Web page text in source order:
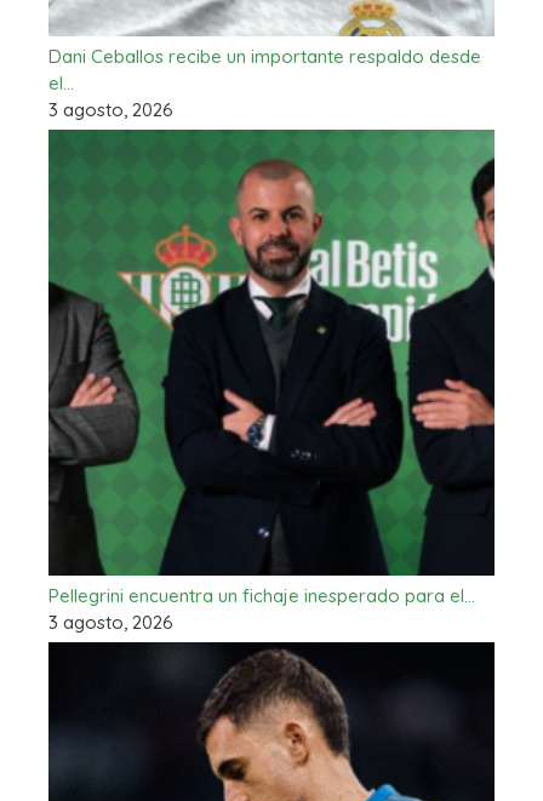
Dani Ceballos recibe un importante respaldo desde
el…
3 agosto, 2026
Pellegrini encuentra un fichaje inesperado para el…
3 agosto, 2026